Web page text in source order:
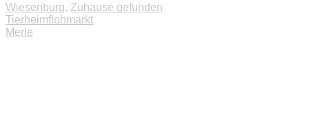
Wiesenburg, Zuhause gefunden
Beitragsnavigation
Tierheimflohmarkt
Merle